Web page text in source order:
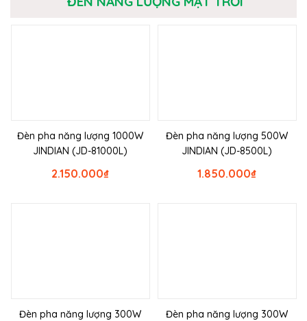
Đèn pha năng lượng 1000W
JINDIAN (JD-81000L)
₫
2.150.000
Đèn pha năng lượng 500W
JINDIAN (JD-8500L)
₫
1.850.000
Đèn pha năng lượng 300W
Đèn pha năng lượng 300W